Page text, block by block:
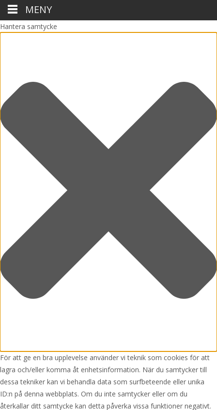
Hantera samtycke
För att ge en bra upplevelse använder vi teknik som cookies för att
lagra och/eller komma åt enhetsinformation. När du samtycker till
dessa tekniker kan vi behandla data som surfbeteende eller unika
ID:n på denna webbplats. Om du inte samtycker eller om du
återkallar ditt samtycke kan detta påverka vissa funktioner negativt.
MENY